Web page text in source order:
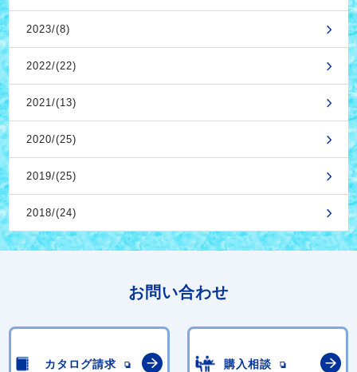
2023/(8)
2022/(22)
2021/(13)
2020/(25)
2019/(25)
2018/(24)
お問い合わせ
カタログ請求 購入相談